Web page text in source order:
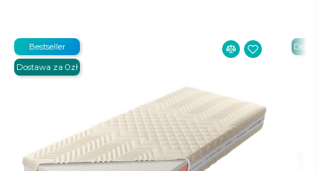
Bestseller
Dostawa za 0zł